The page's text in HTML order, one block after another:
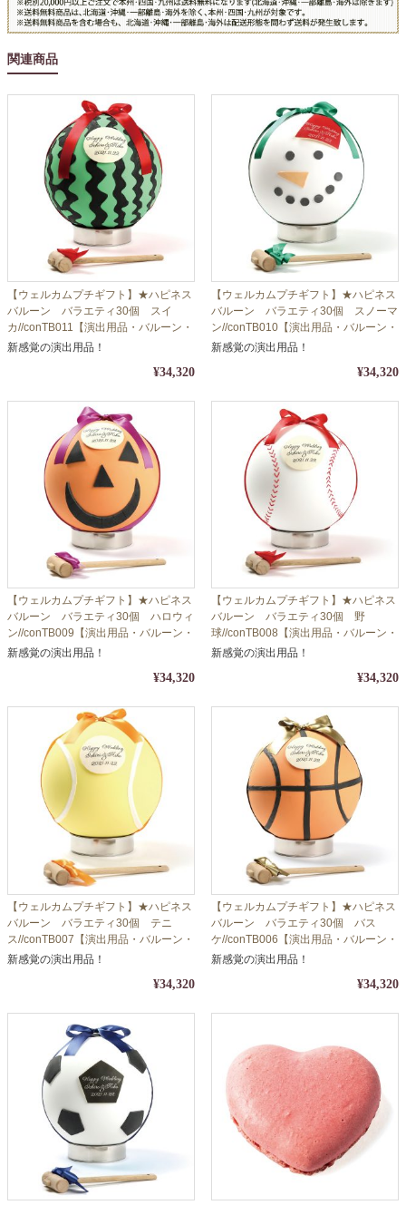
関連商品
【ウェルカムプチギフト】★ハピネス
バルーン バラエティ30個 スイ
カ//conTB011【演出用品・バルーン・
シュガー】
新感覚の演出用品！
¥34,320
【ウェルカムプチギフト】★ハピネス
バルーン バラエティ30個 スノーマ
ン//conTB010【演出用品・バルーン・
シュガー】
新感覚の演出用品！
¥34,320
【ウェルカムプチギフト】★ハピネス
バルーン バラエティ30個 ハロウィ
ン//conTB009【演出用品・バルーン・
シュガー】
新感覚の演出用品！
¥34,320
【ウェルカムプチギフト】★ハピネス
バルーン バラエティ30個 野
球//conTB008【演出用品・バルーン・
シュガー】
新感覚の演出用品！
¥34,320
【ウェルカムプチギフト】★ハピネス
バルーン バラエティ30個 テニ
ス//conTB007【演出用品・バルーン・
シュガー】
新感覚の演出用品！
¥34,320
【ウェルカムプチギフト】★ハピネス
バルーン バラエティ30個 バス
ケ//conTB006【演出用品・バルーン・
シュガー】
新感覚の演出用品！
¥34,320